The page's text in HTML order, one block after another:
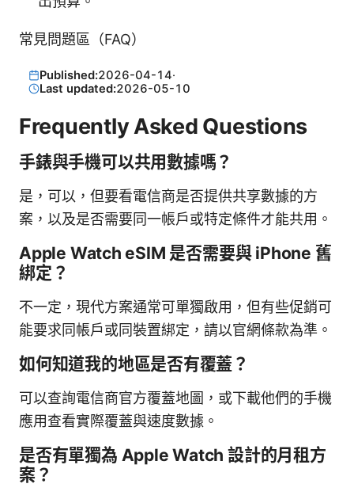
常見問題區（FAQ）
Published:2026-04-14·
Last updated:2026-05-10
Frequently Asked Questions
手錶與手機可以共用數據嗎？
是，可以，但要看電信商是否提供共享數據的方
案，以及是否需要同一帳戶或特定條件才能共用。
Apple Watch eSIM 是否需要與 iPhone 舊
綁定？
不一定，現代方案通常可單獨啟用，但有些促銷可
能要求同帳戶或同裝置綁定，請以官網條款為準。
如何知道我的地區是否有覆蓋？
可以查詢電信商官方覆蓋地圖，或下載他們的手機
應用查看實際覆蓋與速度數據。
是否有單獨為 Apple Watch 設計的月租方
案？